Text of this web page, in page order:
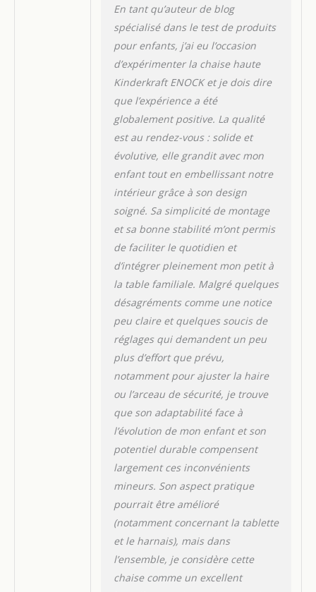
niveaux dans le cas de la
chaise pour un enfant plus
grand. Elle est facilement
ajustable
MATÉRIAUX: le
bois de hêtre massif
renforce la résistance de
toute la construction et fait
qu’ ENOCK est une chaise
intemporelle
ACCESSOIRES: plateau
amovible qui est facile à
nettoyer et mettre l’enfant
dans la chaise. Une barrière
compléntaire est utilisée au
lier de ce platea
En tant qu’auteur de blog
spécialisé dans le test de produits
pour enfants, j’ai eu l’occasion
d’expérimenter la chaise haute
Kinderkraft ENOCK et je dois dire
que l’expérience a été
globalement positive. La qualité
est au rendez-vous : solide et
évolutive, elle grandit avec mon
enfant tout en embellissant notre
intérieur grâce à son design
soigné. Sa simplicité de montage
et sa bonne stabilité m’ont permis
de faciliter le quotidien et
d’intégrer pleinement mon petit à
la table familiale. Malgré quelques
désagréments comme une notice
peu claire et quelques soucis de
réglages qui demandent un peu
plus d’effort que prévu,
notamment pour ajuster la haire
ou l’arceau de sécurité, je trouve
que son adaptabilité face à
l’évolution de mon enfant et son
potentiel durable compensent
largement ces inconvénients
mineurs. Son aspect pratique
pourrait être amélioré
(notamment concernant la tablette
et le harnais), mais dans
l’ensemble, je considère cette
chaise comme un excellent